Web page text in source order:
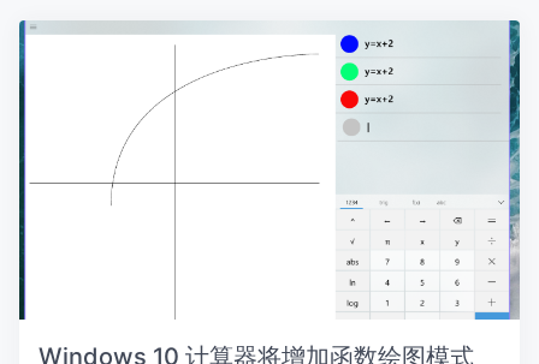
Windows 10 计算器将增加函数绘图模式